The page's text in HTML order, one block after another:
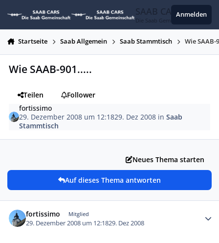
SAAB CARS
Die Saab Gemeinschaft
Anmelden
Startseite Saab Allgemein Saab Stammtisch Wie SAAB-
Wie SAAB-901.....
Teilen
Follower
fortissimo
29. Dezember 2008 um 12:1829. Dez 2008 inSaab
Stammtisch
Neues Thema starten
Auf dieses Thema antworten
fortissimo Mitglied
29. Dezember 2008 um 12:1829. Dez 2008